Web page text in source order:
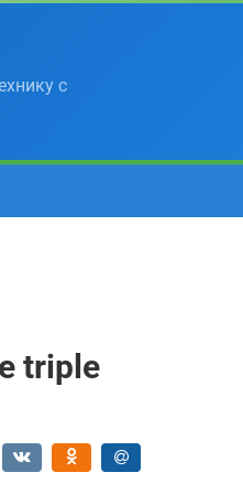
с
triple